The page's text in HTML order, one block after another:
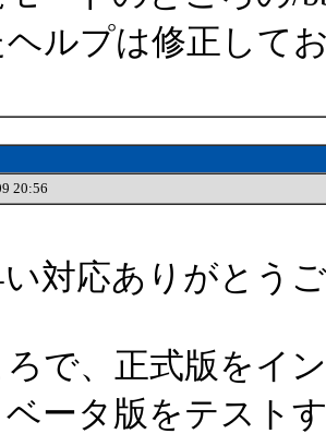
ヘルプは修正して
20:56
対応ありがとう
ろで、正式版をイ
ータ版をテスト